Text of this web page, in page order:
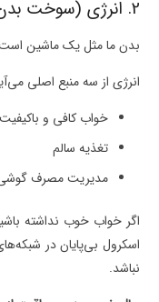
2. انرژی (سوخت بدن و ذهن)
بدن ما مثل یک ماشین
انرژی از سه منبع اصلی
خواب کافی و باکیفیت
تغذیه سالم
مدیریت مصرف
اگر خواب خوب نداشته
اسکرول بی‌پایان در
نباشد.